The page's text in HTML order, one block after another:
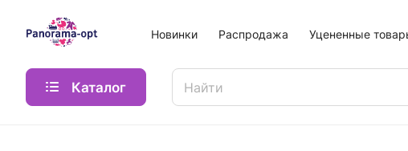
Новинки Распродажа Уцененные
Каталог